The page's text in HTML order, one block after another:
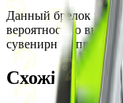
Данный брелок имеет
вероятностью
сувенирных
Схожі